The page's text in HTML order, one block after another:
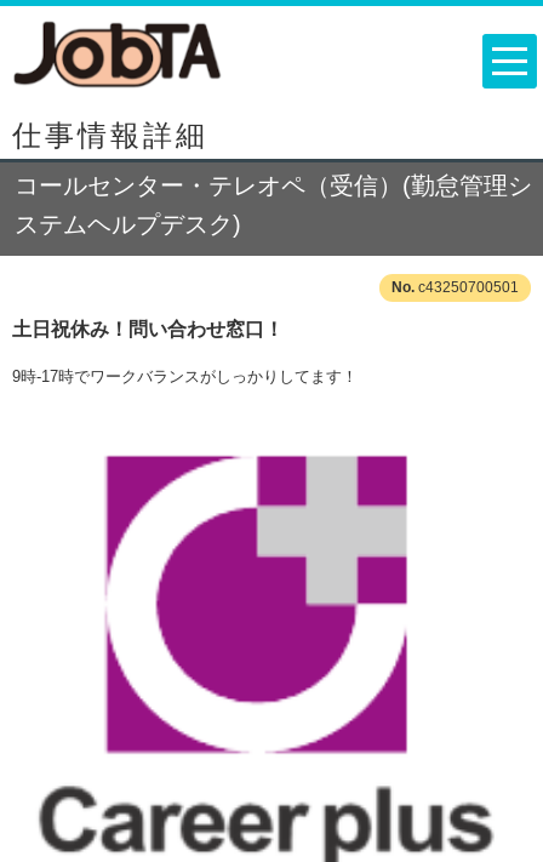
仕事情報詳細
コールセンター・テレオペ（受信）(勤怠管理シ
ステムヘルプデスク)
c43250700501
土日祝休み！問い合わせ窓口！
9時-17時でワークバランスがしっかりしてます！